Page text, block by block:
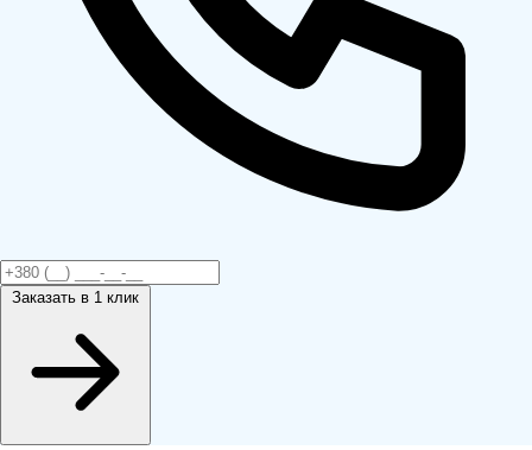
Заказать в 1 клик